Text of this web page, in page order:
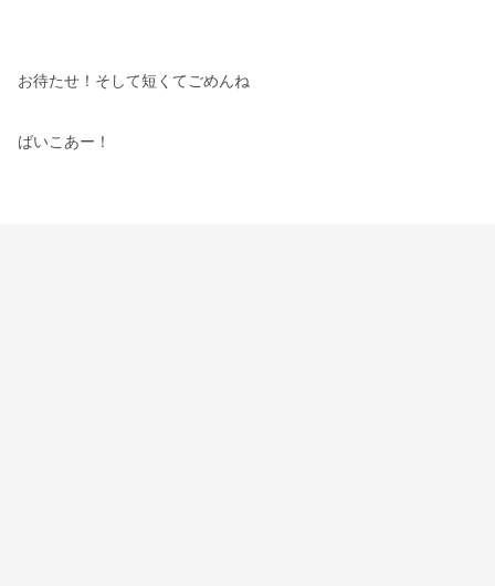
お待たせ！そして短くてごめんね
ばいこあー！